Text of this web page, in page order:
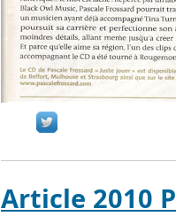
Article 2010